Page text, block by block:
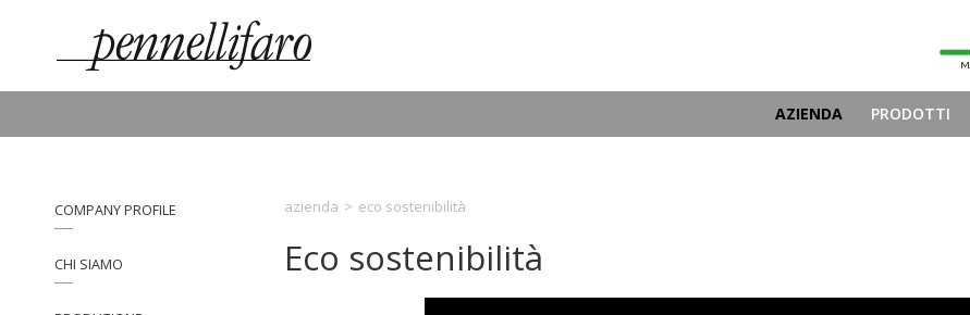
AZIENDA PRODOTTI
COMPANY PROFILE
CHI SIAMO
azienda > eco sostenibilità
Eco sostenibilità